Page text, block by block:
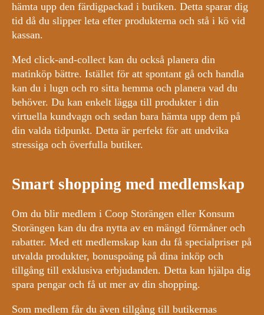
hämta upp den färdigpackad i butiken. Detta sparar dig
tid då du slipper leta efter produkterna och stå i kö vid
kassan.
Med click-and-collect kan du också planera din
matinköp bättre. Istället för att spontant gå och handla
kan du i lugn och ro sitta hemma och planera vad du
behöver. Du kan enkelt lägga till produkter i din
virtuella kundvagn och sedan bara hämta upp dem på
din valda tidpunkt. Detta är perfekt för att undvika
stressiga och överfulla butiker.
Smart shopping med medlemskap
Om du blir medlem i Coop Storängen eller Konsum
Storängen kan du dra nytta av en mängd förmåner och
rabatter. Med ett medlemskap kan du få specialpriser på
utvalda produkter, bonuspoäng på dina inköp och
tillgång till exklusiva erbjudanden. Detta kan hjälpa dig
spara pengar och få ut mer av din shopping.
Som medlem får du även tillgång till butikernas